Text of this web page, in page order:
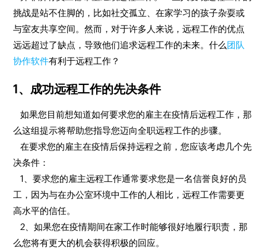
挑战是站不住脚的，比如社交孤立、在家学习的孩子杂耍或
与室友共享空间。然而，对于许多人来说，远程工作的优点
远远超过了缺点，导致他们追求远程工作的未来。什么团队
协作软件有利于远程工作？
1、成功远程工作的先决条件
如果您目前想知道如何要求您的雇主在疫情后远程工作，那
么这组提示将帮助您指导您迈向全职远程工作的步骤。
在要求您的雇主在疫情后保持远程之前，您应该考虑几个先
决条件：
1、要求您的雇主远程工作通常要求您是一名信誉良好的员
工，因为与在办公室环境中工作的人相比，远程工作需要更
高水平的信任。
2、如果您在疫情期间在家工作时能够很好地履行职责，那
么您将有更大的机会获得积极的回应。